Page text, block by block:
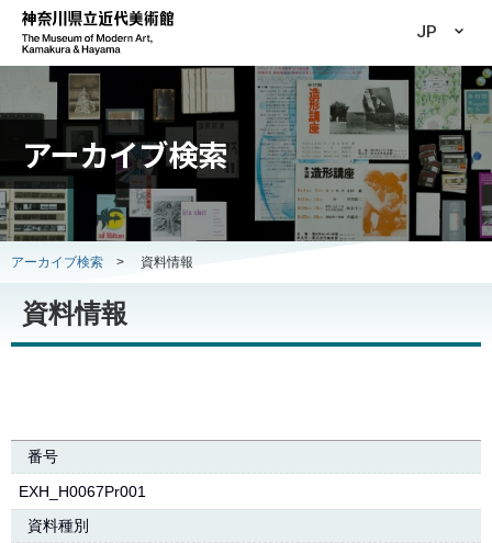
JP
アーカイブ検索
アーカイブ検索 > 資料情報
資料情報
番号
EXH_H0067Pr001
資料種別